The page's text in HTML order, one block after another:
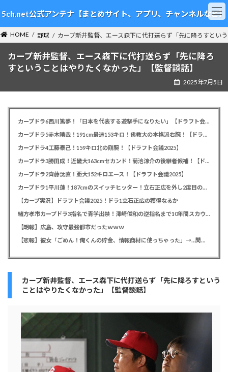
ン
テ
ン
ツ
ビ
ゲ
ー
シ
5ch.net公式アンテナ【まとめサイト、アプリ、チャンネルなど】
HOME 野球 カープ新井監督、エース森下に代打送らず「先に降ろすとい
カープ新井監督、エース森下に代打送らず「先に降ろ
すということはやりたくなかった」【監督談話】
2025年7月5日
カープドラ6西川篤夢！「日本を代表する遊撃手になりたい」【ドラフト会議2025】
カープドラ5赤木晴哉！191cm最速153キロ！佛教大の本格派右腕！【ドラフト会議2025】
カープドラ4工藤泰己！159キロ北の剛腕！【ドラフト会議2025】
カープドラ3勝田成！近畿大163cmセカンド！菊池涼介の後継者候補！【ドラフト会議2025】
カープドラ2齊藤汰直！亜大152キロエース！【ドラフト会議2025】
カープドラ1平川蓮！187cmのスイッチヒッター！立石正広を外し2度目の重複も新井監督がクジを引き当てる！【ドラフト会議2025】
【カープ実況】ドラフト会議2025！ドラ1立石正広の獲得なるか
緒方孝市カープドラ3指名で青学出禁！澤﨑俊和の逆指名まで10年間スカウト出禁
【朗報】広島、攻守最強都市だったｗｗｗ
【悲報】彼女「ごめん！俺くんの貯金、情報商材に使っちゃった」→…問い詰めたらギャン泣きされたんだが俺が悪いのか？
カープ新井監督、エース森下に代打送らず「先に降ろすという
ことはやりたくなかった」【監督談話】